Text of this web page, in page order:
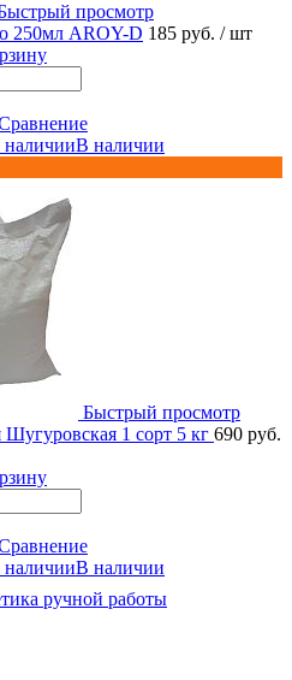
просмотр
250мл AROY-D 185 руб. / шт
В наличии
Быстрый просмотр
1 сорт 5 кг 690 руб.
В наличии
ручной работы